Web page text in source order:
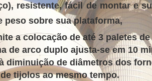
resistente, fácil de montar e
peso sobre sua plataforma,
a colocação de até 3 paletes
de arco duplo ajusta-se em 10
diminuição de diâmetros dos
tijolos ao mesmo tempo.